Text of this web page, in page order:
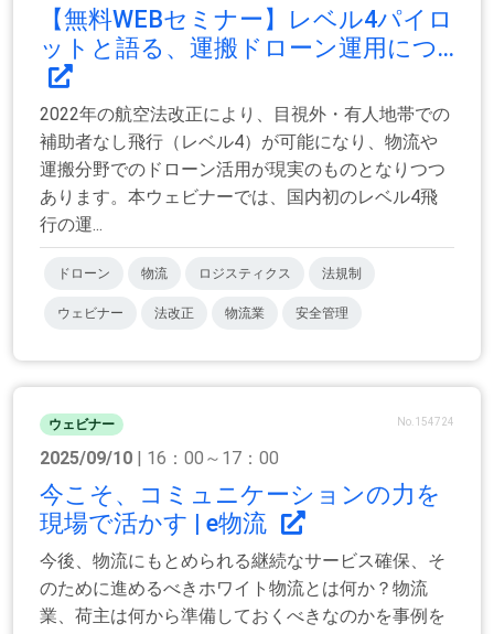
【無料WEBセミナー】レベル4パイロ
ットと語る、運搬ドローン運用につ...
2022年の航空法改正により、目視外・有人地帯での
補助者なし飛行（レベル4）が可能になり、物流や
運搬分野でのドローン活用が現実のものとなりつつ
あります。本ウェビナーでは、国内初のレベル4飛
行の運...
ドローン 物流 ロジスティクス 法規制
ウェビナー 法改正 物流業 安全管理
ウェビナー No.154724
2025/09/10 | 16：00～17：00
今こそ、コミュニケーションの力を
現場で活かす | e物流
今後、物流にもとめられる継続なサービス確保、そ
のために進めるべきホワイト物流とは何か？物流
業、荷主は何から準備しておくべきなのかを事例を